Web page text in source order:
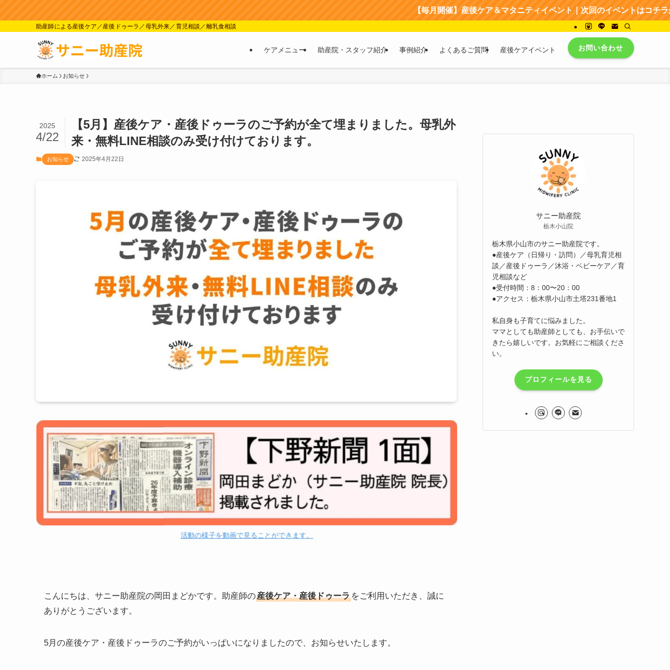
【毎月開催】産後ケア＆マタニティイベント｜次回のイベントはコチラから
助産師による産後ケア／産後ドゥーラ／母乳外来／育児相談／離乳食相談
ケアメニュー 助産院・スタッフ紹介 事例紹介 よくあるご質問 産後ケアイベント お問い合わせ
ホーム お知らせ
【5月】産後ケア・産後ドゥーラのご予約が全て埋まりました。母乳外
来・無料LINE相談のみ受け付けております。
2025
4/22
お知らせ 2025年4月22日
活動の様子を動画で見ることができます。
こんにちは、サニー助産院の岡田まどかです。助産師の産後ケア・産後ドゥーラ をご利用いただき、誠に
ありがとうございます。
5月の産後ケア・産後ドゥーラのご予約がいっぱいになりましたので、お知らせいたします。
サニー助産院
栃木小山院
栃木県小山市のサニー助産院です。
●産後ケア（日帰り・訪問）／母乳育児相
談／産後ドゥーラ／沐浴・ベビーケア／育
児相談など
●受付時間：8：00〜20：00
●アクセス：栃木県小山市土塔231番地1
私自身も子育てに悩みました。
ママとしても助産師としても、お手伝いで
きたら嬉しいです。お気軽にご相談くださ
い。
プロフィールを見る